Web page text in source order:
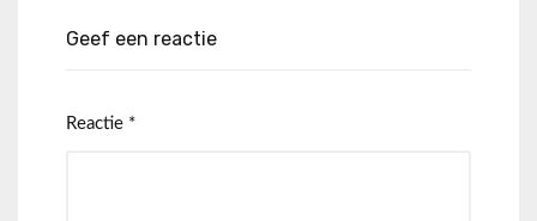
Geef een reactie
Reactie *